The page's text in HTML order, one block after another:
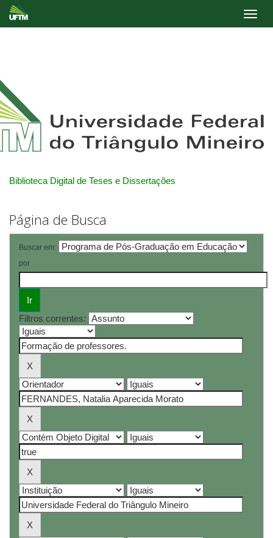
Biblioteca Digital de Teses e Dissertações
Página de Busca
Buscar em:
por
Filtros correntes: